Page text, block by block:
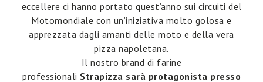
eccellere ci hanno portato quest’anno sui circuiti del
Motomondiale con un’iniziativa molto golosa e
apprezzata dagli amanti delle moto e della vera
pizza napoletana.
Il nostro brand di farine
professionali Strapizza sarà protagonista presso